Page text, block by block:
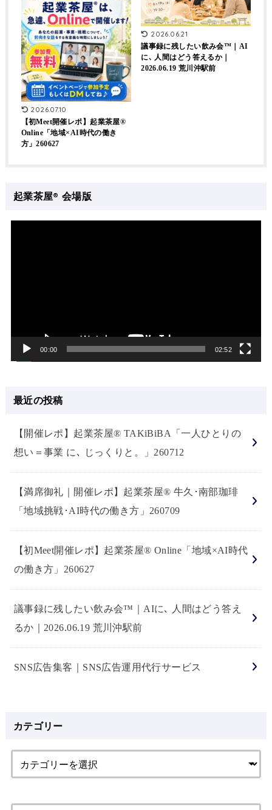
2026.07.10
【初Meet開催レポ】起業茶屋®
Online「地域×AI時代の働き
方」260627
2026.06.21
議事録に残したい飲み会™｜AI
に､ 人間はどう答えるか｜
2026.06.19 荒川沖駅前
起業茶屋® 会場版
00:00 02:52
最近の投稿
【開催レポ】起業茶屋® TAKiBiBA「一人ひとりの
想い＝事業 に､ じっくりと。」260712
【満席御礼｜開催レポ】起業茶屋® 牛久･南部珈琲
「地域挑戦･AI時代の働き方」260709
【初Meet開催レポ】起業茶屋® Online「地域×AI時代
の働き方」260627
議事録に残したい飲み会™｜AIに､ 人間はどう答え
るか｜2026.06.19 荒川沖駅前
SNS広告集客｜SNS広告運用代行サービス
カテゴリー